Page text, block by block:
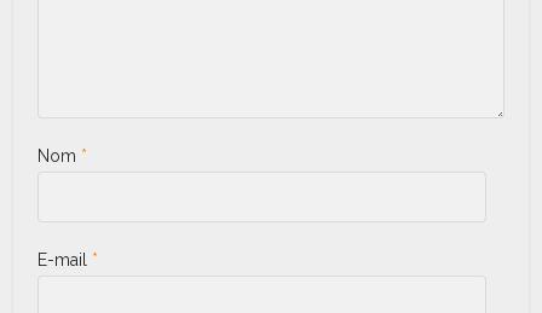
Nom *
E-mail *